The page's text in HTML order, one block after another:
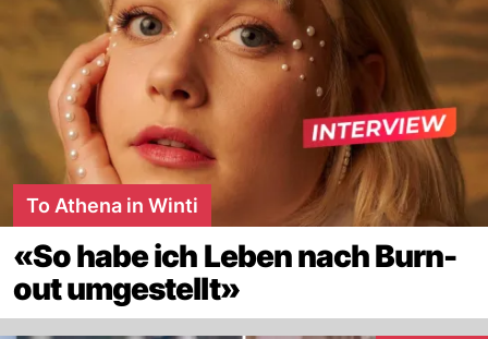
To Athena in Winti
«So habe ich Leben nach Burn-
out umgestellt»